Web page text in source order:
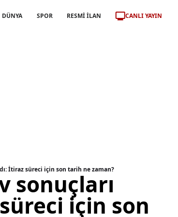
DÜNYA SPOR RESMİ İLAN CANLI YAYIN
İtiraz süreci için son tarih ne zaman?
sonuçları
için son